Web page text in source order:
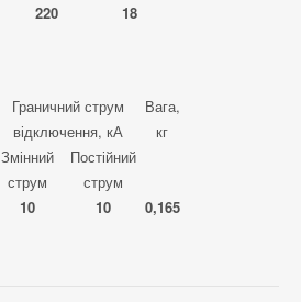
220 18
Граничний струм
відключення, кА
Вага,
кг
Змінний
струм
Постійний
струм
10 10 0,165